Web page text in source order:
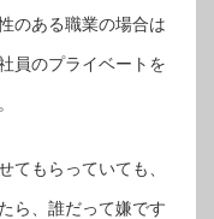
のある職業の場合は
員のプライベートを
てもらっていても、
ら、誰だって嫌です